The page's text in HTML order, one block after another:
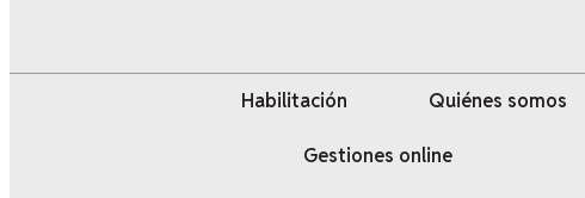
Habilitación Quiénes somos
Gestiones online